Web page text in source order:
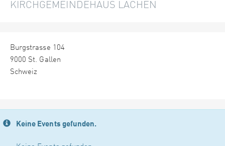
KIRCHGEMEINDEHAUS LACHEN
Burgstrasse 104
9000 St. Gallen
Schweiz
Keine Events gefunden.